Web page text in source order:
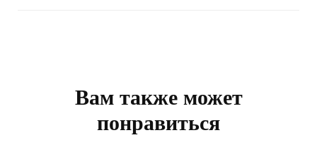
Вам также может
понравиться